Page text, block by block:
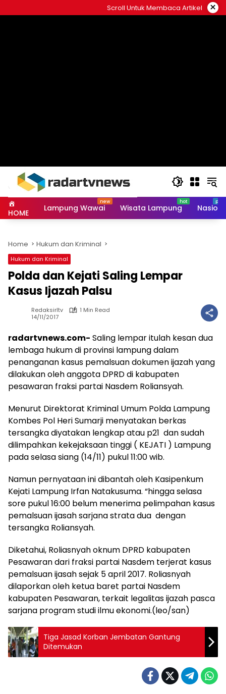
to
Scroll Untuk Membaca Artikel ×
HOME Lampung Wawai Wisata Lampung
Home Hukum dan Kriminal
Hukum dan Kriminal
Polda dan Kejati Saling Lempar
Kasus Ijazah Palsu
Redaksirltv
1 Min Read
14/11/2017
radartvnews.com- Saling lempar itulah kesan dua
lembaga hukum di provinsi lampung dalam
penanganan kasus pemalsuan dokumen ijazah yang
dilakukan oleh anggota DPRD di kabupaten
pesawaran fraksi partai Nasdem Roliansyah.
Menurut Direktorat Kriminal Umum Polda Lampung
Kombes Pol Heri Sumarji menyatakan berkas
tersangka diyatakan lengkap atau p21 dan sudah
dilimpahkan kekejaksaan tinggi ( KEJATI ) Lampung
pada selasa siang (14/11) pukul 11:00 wib.
Namun pernyataan ini dibantah oleh Kasipenkum
Kejati Lampung Irfan Natakusuma. “hingga selasa
sore pukul 16:00 belum menerima pelimpahan kasus
pemalsuan ijasah sarjana strata dua dengan
tersangka Roliansyah.
Diketahui, Roliasnyah oknum DPRD kabupaten
Pesawaran dari fraksi partai Nasdem terjerat kasus
pemalsuan ijasah sejak 5 april 2017. Roliasnyah
dilaporkan oleh ketua baret partai Nasdem
kabupaten Pesawaran, terkait legalitas ijazah pasca
sarjana program studi ilmu ekonomi.(leo/san)
Tiga Jasad Korban Jembatan Gantung
Ditemukan